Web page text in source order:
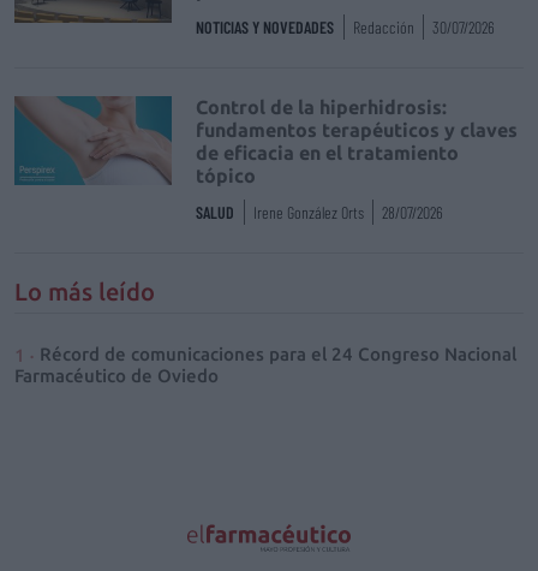
NOTICIAS Y NOVEDADES Redacción 30/07/2026
Control de la hiperhidrosis:
fundamentos terapéuticos y claves
de eficacia en el tratamiento
tópico
SALUD Irene González Orts 28/07/2026
Lo más leído
Récord de comunicaciones para el 24 Congreso Nacional
Farmacéutico de Oviedo